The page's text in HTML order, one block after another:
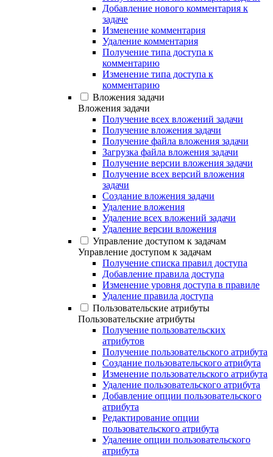
Добавление нового комментария к
задаче
Изменение комментария
Удаление комментария
Получение типа доступа к
комментарию
Изменение типа доступа к
комментарию
Вложения задачи
Вложения задачи
Получение всех вложений задачи
Получение вложения задачи
Получение файла вложения задачи
Загрузка файла вложения задачи
Получение версии вложения задачи
Получение всех версий вложения
задачи
Создание вложения задачи
Удаление вложения
Удаление всех вложений задачи
Удаление версии вложения
Управление доступом к задачам
Управление доступом к задачам
Получение списка правил доступа
Добавление правила доступа
Изменение уровня доступа в правиле
Удаление правила доступа
Пользовательские атрибуты
Пользовательские атрибуты
Получение пользовательских
атрибутов
Получение пользовательского атрибута
Создание пользовательского атрибута
Изменение пользовательского атрибута
Удаление пользовательского атрибута
Добавление опции пользовательского
атрибута
Редактирование опции
пользовательского атрибута
Удаление опции пользовательского
атрибута